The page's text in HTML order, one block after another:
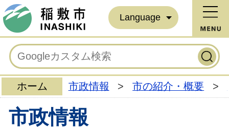
Language
ホーム 市政情報 > 市の紹介・概要 >
市政情報